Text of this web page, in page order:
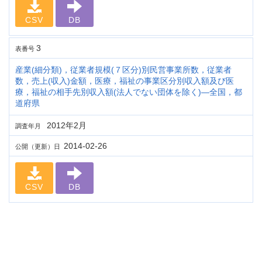
CSV DB
表番号 3
産業(細分類)，従業者規模(７区分)別民営事業所数，従業者
数，売上(収入)金額，医療，福祉の事業区分別収入額及び医
療，福祉の相手先別収入額(法人でない団体を除く)―全国，都
道府県
調査年月 2012年2月
公開（更新）日 2014-02-26
CSV DB